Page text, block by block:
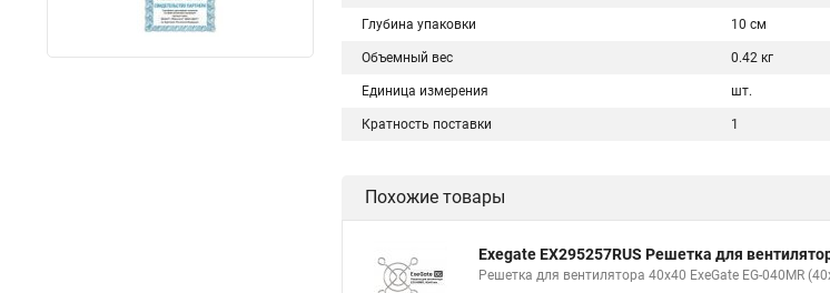
Глубина упаковки 10 см
Объемный вес 0.42 кг
Единица измерения шт.
Кратность поставки 1
Похожие товары
Exegate EX295257RUS Решетка для
Решетка для вентилятора 40x40 ExeGate EG-040MR